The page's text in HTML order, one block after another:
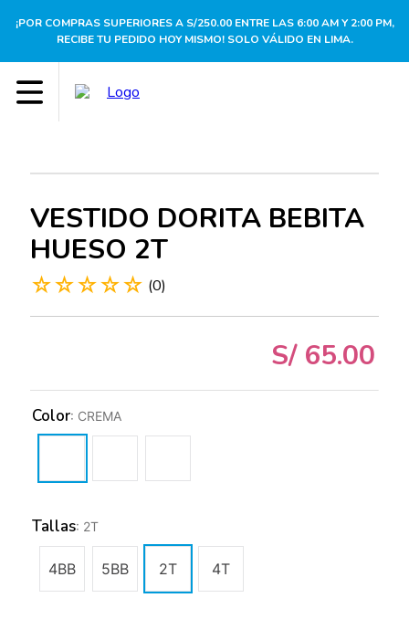
¡POR COMPRAS SUPERIORES A S/250.00 ENTRE LAS 6:00 AM Y 2:00 PM,
RECIBE TU PEDIDO HOY MISMO! SOLO VÁLIDO EN LIMA.
VESTIDO DORITA BEBITA
HUESO 2T
☆☆☆☆☆ (0)
S/ 65.00
Tallas: 2T
4BB 5BB 2T 4T
Color: CREMA